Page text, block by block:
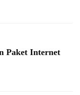
Paket Internet